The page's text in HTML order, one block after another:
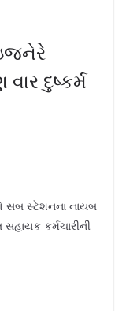
દુષ્કર્મ
સબ સ્ટેશનના નાયબ
કર્મચારીની